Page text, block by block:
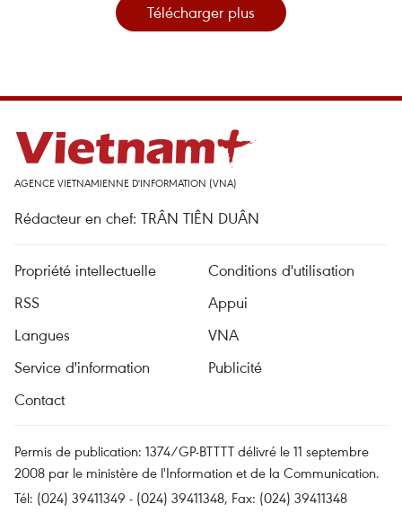
Télécharger plus
AGENCE VIETNAMIENNE D'INFORMATION (VNA)
Rédacteur en chef: TRÂN TIÊN DUÂN
Propriété intellectuelle
Conditions d'utilisation
RSS
Appui
Langues
VNA
Service d'information
Publicité
Contact
Permis de publication: 1374/GP-BTTTT délivré le 11 septembre
2008 par le ministère de l'Information et de la Communication.
Tél: (024) 39411349 - (024) 39411348, Fax: (024) 39411348